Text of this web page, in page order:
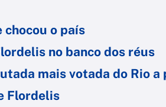
chocou o país
no banco dos réus
mais votada do Rio a
Flordelis